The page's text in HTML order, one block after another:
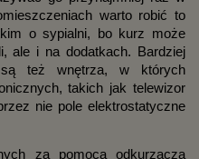
warto robić to
o sypialni, bo kurz może
ale i na dodatkach. Bardziej
też wnętrza, w których
takich jak telewizor
nie pole elektrostatyczne
za pomocą odkurzacza